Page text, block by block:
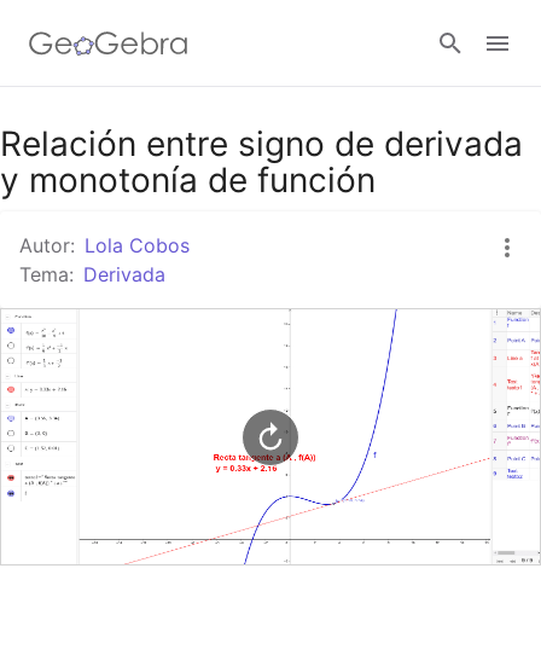
Google Classroom
Abrir sesión
Relación entre signo de derivada
y monotonía de función
Autor: Lola Cobos
Tema: Derivada